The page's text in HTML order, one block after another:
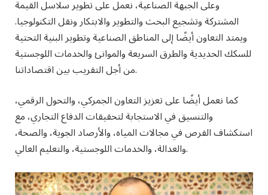
وعلى الجبهة الصناعية، نعمل على تطوير سلاسل القيمة
المشتركة وتشجيع البحث والتطوير والابتكار ونقل التكنولوجيا.
ويمتد التعاون أيضًا إلى المناطق الصناعية وتطوير البنية التحتية
للسكك الحديدية والطرق السريعة والموانئ والخدمات اللوجستية
من أجل التقريب بين اقتصاداتنا.
كما نعمل أيضًا على تعزيز التعاون الجمركي، والتحول الرقمي،
والتنسيق في الاستجابة لتحقيقات الدفاع التجاري، مع
استكشاف الفرص في مجالات المياه، والأرصاد الجوية، والصحة،
والعدالة، والخدمات اللوجستية، والتعليم العالي.